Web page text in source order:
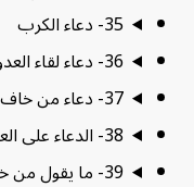
35- دعاء الكرب
36- دعاء لقاء العدو وذي السلطان
37- دعاء من خاف ظلم السلطان
38- الدعاء على العدو
39- ما يقول من خاف قومًا